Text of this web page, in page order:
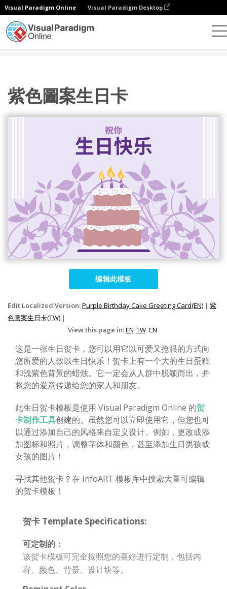
Visual Paradigm Online Visual Paradigm Desktop
紫色圖案生日卡
编辑此模板
Edit Localized Version:Purple Birthday Cake Greeting Card(EN) | 紫
色圖案生日卡(TW) |
View this page in:EN TW CN
这是一张生日贺卡，您可以用它以可爱又抢眼的方式向
您所爱的人致以生日快乐！贺卡上有一个大的生日蛋糕
和浅紫色背景的蜡烛。它一定会从人群中脱颖而出，并
将您的爱意传递给您的家人和朋友。
此生日贺卡模板是使用 Visual Paradigm Online 的贺
卡制作工具创建的。虽然您可以立即使用它，但您也可
以通过添加自己的风格来自定义设计。例如，更改或添
加图标和照片，调整字体和颜色，甚至添加生日男孩或
女孩的图片！
寻找其他贺卡？在 InfoART 模板库中搜索大量可编辑
的贺卡模板！
贺卡 Template Specifications:
可定制的：
该贺卡模板可完全按照您的喜好进行定制，包括内
容、颜色、背景、设计块等。